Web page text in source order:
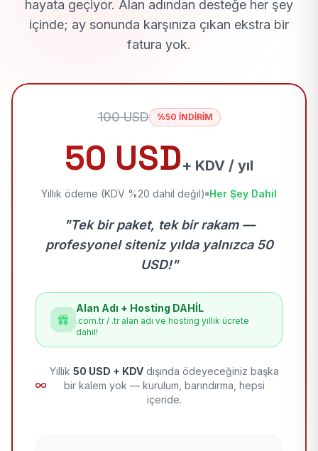
hayata geçiyor. Alan adından desteğe her şey
içinde; ay sonunda karşınıza çıkan ekstra bir
fatura yok.
100 USD %50 İNDİRİM
50 USD+ KDV / yıl
Yıllık ödeme (KDV %20 dahil değil) Her Şey Dahil
"Tek bir paket, tek bir rakam —
profesyonel siteniz yılda yalnızca 50
USD!"
Alan Adı + Hosting DAHİL
.com.tr / .tr alan adı ve hosting yıllık ücrete
dahil!
Yıllık 50 USD + KDV dışında ödeyeceğiniz başka
bir kalem yok — kurulum, barındırma, hepsi
içeride.